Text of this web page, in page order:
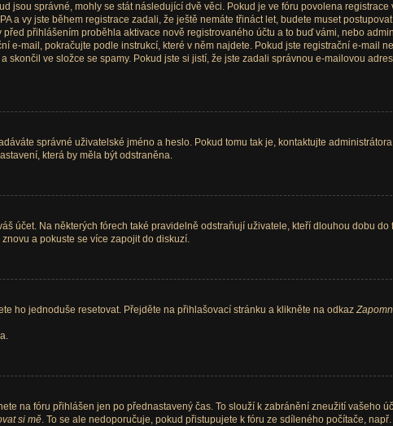
jsou správné, mohly se stát následující dvě věci. Pokud je ve fóru povolena registrace
a vy jste během registrace zadali, že ještě nemáte třináct let, budete muset
přihlášením proběhla aktivace nově registrovaného účtu a to buď vámi, nebo
e-mail, pokračujte podle instrukcí, které v něm najdete. Pokud jste registrační e-mail
ve složce se spamy. Pokud jste si jistí, že jste zadali správnou e-mailovou
správné uživatelské jméno a heslo. Pokud tomu tak je, kontaktujte
která by měla být odstraněna.
účet. Na některých fórech také pravidelně odstraňují uživatele, kteří dlouhou dobu do
a pokuste se více zapojit do diskuzí.
ho jednoduše resetovat. Přejděte na přihlašovací stránku a klikněte na odkaz
na fóru přihlášen jen po přednastavený čas. To slouží k zabránění zneužití vašeho
si mě. To se ale nedoporučuje, pokud přistupujete k fóru ze sdíleného počítače,